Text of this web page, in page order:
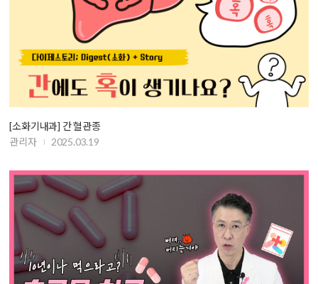
[소화기내과] 간 혈관종
관리자
2025.03.19